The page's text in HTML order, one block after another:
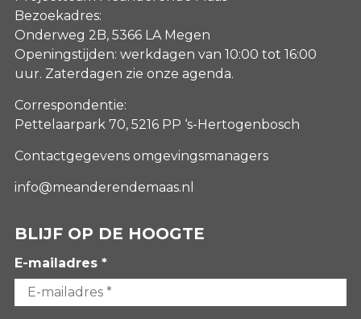
Bezoekadres:
Onderweg 2B, 5366 LA Megen
Openingstijden: werkdagen van 10:00 tot 16:00
uur. Zaterdagen zie onze agenda.
Correspondentie:
Pettelaarpark 70, 5216 PP ‘s-Hertogenbosch
Contactgegevens omgevingsmanagers
info@meanderendemaas.nl
BLIJF OP DE HOOGTE
E-mailadres *